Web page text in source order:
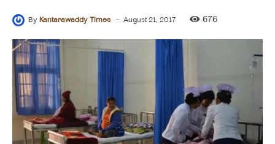
ByKantarawaddy Times - August 21, 2017 676